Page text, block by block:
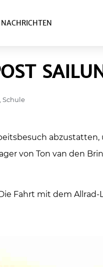
NACHRICHTEN
Schule
von Ton van den
Fahrt mit dem Allrad-